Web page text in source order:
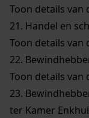
Toon details van
21. Handel en
Toon details van
22.
Toon details van
23.
ter Kamer